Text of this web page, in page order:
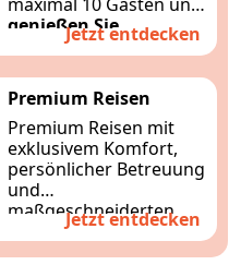
genießen Sie
Südostasien
gemütlich.
Jetzt entdecken
Premium Reisen
Premium Reisen mit
exklusivem Komfort,
persönlicher Betreuung
und
maßgeschneiderten
Erlebnissen.Entdecken
Sie Asien stilvoll und
Jetzt entdecken